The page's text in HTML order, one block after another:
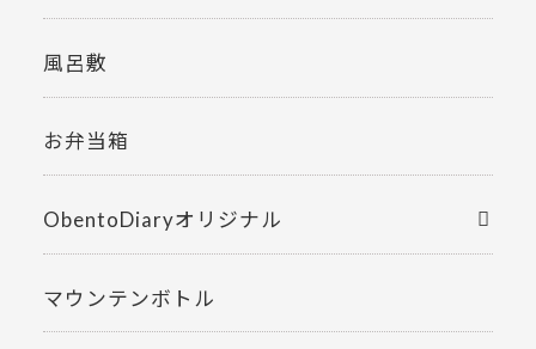
風呂敷
お弁当箱
ObentoDiaryオリジナル
マウンテンボトル